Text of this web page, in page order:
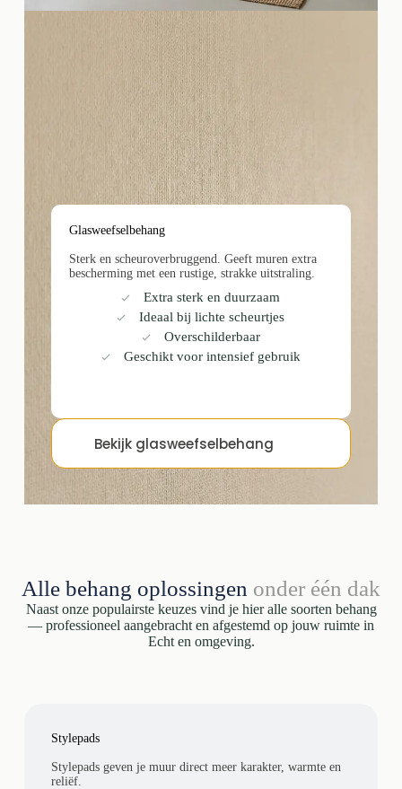
Glasweefselbehang
Sterk en scheuroverbruggend. Geeft muren extra
bescherming met een rustige, strakke uitstraling.
Extra sterk en duurzaam
Ideaal bij lichte scheurtjes
Overschilderbaar
Geschikt voor intensief gebruik
Bekijk glasweefselbehang
Alle behang oplossingen onder één dak
Naast onze populairste keuzes vind je hier alle soorten behang
— professioneel aangebracht en afgestemd op jouw ruimte in
Echt en omgeving.
Stylepads
Stylepads geven je muur direct meer karakter, warmte en
reliëf.